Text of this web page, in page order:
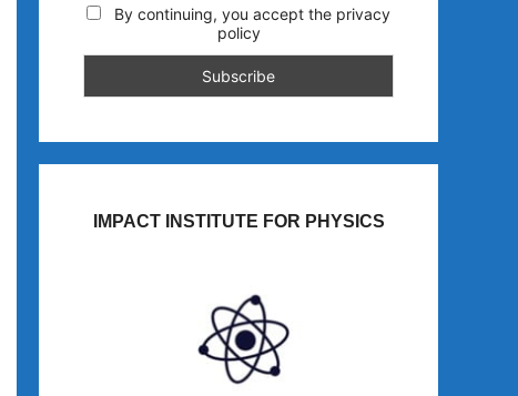
By continuing, you accept the privacy
policy
IMPACT INSTITUTE FOR PHYSICS